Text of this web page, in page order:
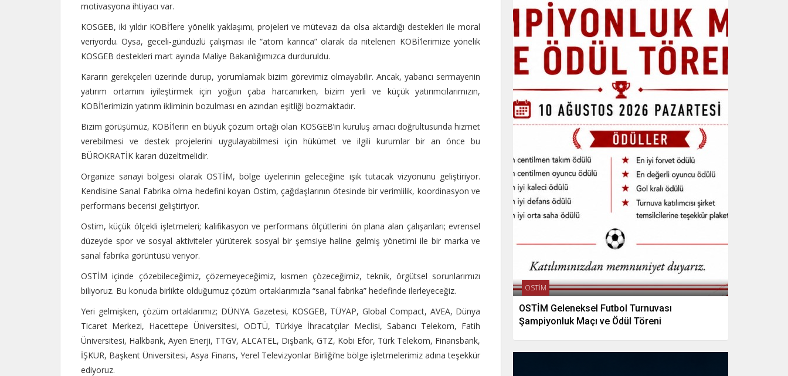
motivasyona ihtiyacı var.
KOSGEB, iki yıldır KOBİ’lere yönelik yaklaşımı, projeleri ve mütevazı da olsa aktardığı destekleri ile moral
veriyordu. Oysa, geceli-gündüzlü çalışması ile “atom karınca” olarak da nitelenen KOBİ’lerimize yönelik
KOSGEB destekleri mart ayında Maliye Bakanlığımızca durduruldu.
Kararın gerekçeleri üzerinde durup, yorumlamak bizim görevimiz olmayabilir. Ancak, yabancı sermayenin
yatırım ortamını iyileştirmek için yoğun çaba harcanırken, bizim yerli ve küçük yatırımcılarımızın,
KOBİ’lerimizin yatırım ikliminin bozulması en azından eşitliği bozmaktadır.
Bizim görüşümüz, KOBİ’lerin en büyük çözüm ortağı olan KOSGEB’in kuruluş amacı doğrultusunda hizmet
verebilmesi ve destek projelerini uygulayabilmesi için hükümet ve ilgili kurumlar bir an önce bu
BÜROKRATİK kararı düzeltmelidir.
Organize sanayi bölgesi olarak OSTİM, bölge üyelerinin geleceğine ışık tutacak vizyonunu geliştiriyor.
Kendisine Sanal Fabrika olma hedefini koyan Ostim, çağdaşlarının ötesinde bir verimlilik, koordinasyon ve
performans becerisi geliştiriyor.
Ostim, küçük ölçekli işletmeleri; kalifikasyon ve performans ölçütlerini ön plana alan çalışanları; evrensel
düzeyde spor ve sosyal aktiviteler yürüterek sosyal bir şemsiye haline gelmiş yönetimi ile bir marka ve
sanal fabrika görüntüsü veriyor.
OSTİM içinde çözebileceğimiz, çözemeyeceğimiz, kısmen çözeceğimiz, teknik, örgütsel sorunlarımızı
biliyoruz. Bu konuda birlikte olduğumuz çözüm ortaklarımızla “sanal fabrika” hedefinde ilerleyeceğiz.
Yeri gelmişken, çözüm ortaklarımız; DÜNYA Gazetesi, KOSGEB, TÜYAP, Global Compact, AVEA, Dünya
Ticaret Merkezi, Hacettepe Üniversitesi, ODTÜ, Türkiye İhracatçılar Meclisi, Sabancı Telekom, Fatih
Üniversitesi, Halkbank, Ayen Enerji, TTGV, ALCATEL, Dışbank, GTZ, Kobi Efor, Türk Telekom, Finansbank,
İŞKUR, Başkent Üniversitesi, Asya Finans, Yerel Televizyonlar Birliği’ne bölge işletmelerimiz adına teşekkür
ediyoruz.
OSTİM
OSTİM Geleneksel Futbol Turnuvası
Şampiyonluk Maçı ve Ödül Töreni